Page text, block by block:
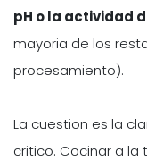
pH o la actividad
mayoria de los
procesamiento).
La cuestion es la
critico. Cocinar a